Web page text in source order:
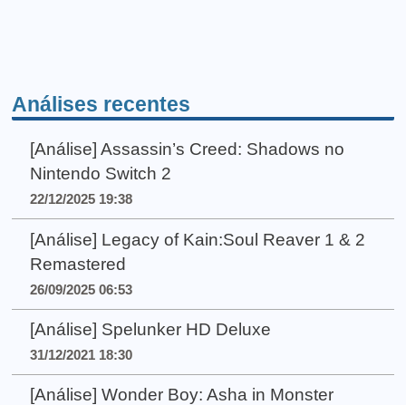
Análises recentes
[Análise] Assassin’s Creed: Shadows no
Nintendo Switch 2
22/12/2025 19:38
[Análise] Legacy of Kain:Soul Reaver 1 & 2
Remastered
26/09/2025 06:53
[Análise] Spelunker HD Deluxe
31/12/2021 18:30
[Análise] Wonder Boy: Asha in Monster